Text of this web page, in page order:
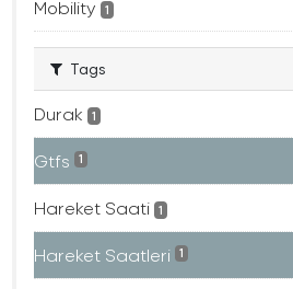
Mobility 1
Tags
Durak 1
Gtfs 1
Hareket Saati 1
Hareket Saatleri 1